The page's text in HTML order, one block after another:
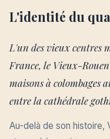
L'identité du
L'un des vieux centres
France, le Vieux-
maisons à colombages
entre la cathédrale
Au-delà de son histoire,